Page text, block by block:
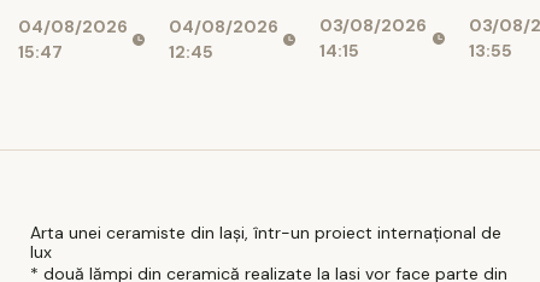
aprobate
04/08/2026
15:47
milioane de
lei
04/08/2026
12:45
lună!
Rezervele
României
03/08/2026
14:15
de
03/08/
13:55
Arta unei ceramiste din Iași, într-un proiect internațional de
lux
* două lămpi din ceramică realizate la Iasi vor face parte din